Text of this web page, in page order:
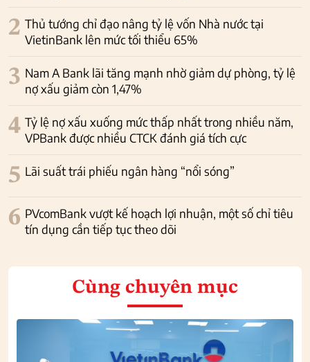
2 Thủ tướng chỉ đạo nâng tỷ lệ vốn Nhà nước tại
VietinBank lên mức tối thiểu 65%
3 Nam A Bank lãi tăng mạnh nhờ giảm dự phòng, tỷ lệ
nợ xấu giảm còn 1,47%
4 Tỷ lệ nợ xấu xuống mức thấp nhất trong nhiều năm,
VPBank được nhiều CTCK đánh giá tích cực
5 Lãi suất trái phiếu ngân hàng “nổi sóng”
6 PVcomBank vượt kế hoạch lợi nhuận, một số chỉ tiêu
tín dụng cần tiếp tục theo dõi
Cùng chuyên mục